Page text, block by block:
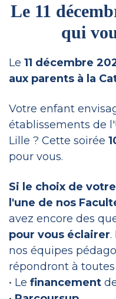
Le 11
qui
Le 11 décembre
aux parents à la
Votre enfant
établissements de
Lille ? Cette soirée
pour vous.
Si le choix de
l'une de nos
avez encore des
pour vous éclairer.
nos équipes
répondront à
• Le financement